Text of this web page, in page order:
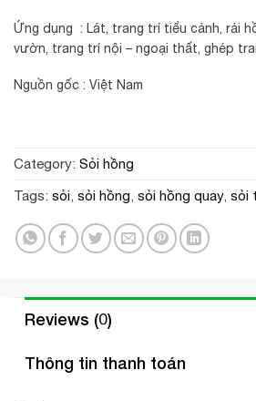
Ứng dụng : Lát, trang trí tiểu cảnh, rải
vườn, trang trí nội – ngoại thất, ghép
Nguồn gốc : Việt Nam
Category: Sỏi hồng
Tags: sỏi, sỏi hồng, sỏi hồng quay, sỏi
Reviews (0)
Thông tin thanh toán